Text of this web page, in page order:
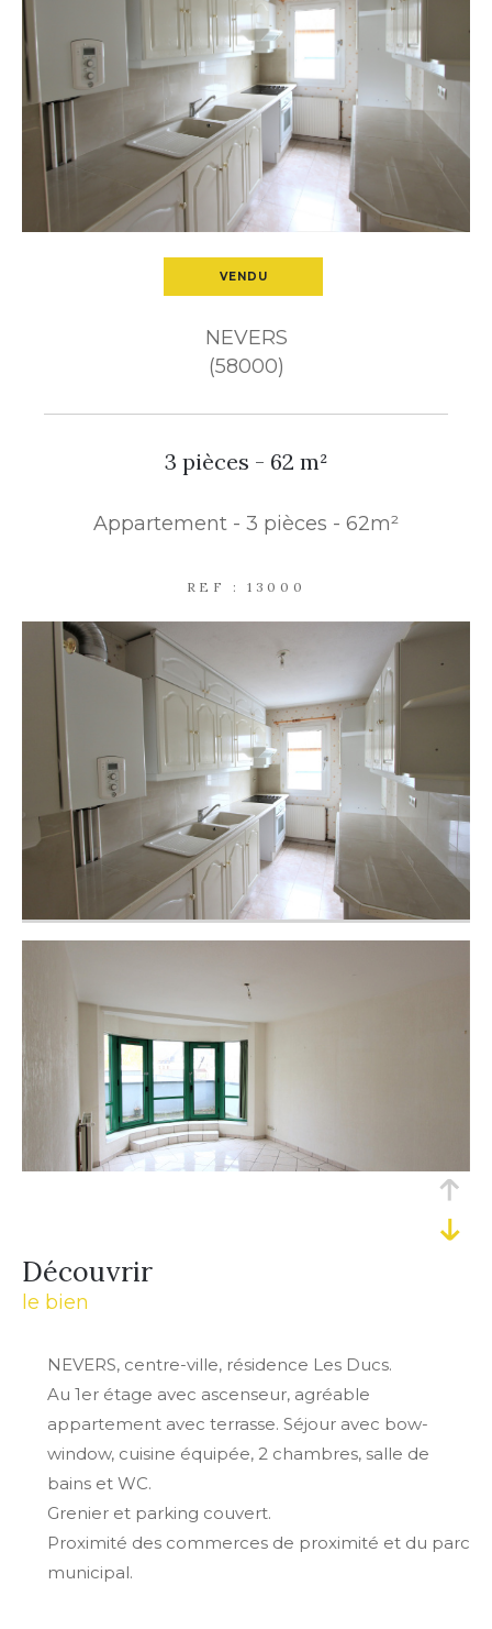
VENDU
NEVERS
(58000)
3 pièces - 62 m²
Appartement - 3 pièces - 62m²
REF : 13000
découvrir
le bien
NEVERS, centre-ville, résidence Les Ducs.
Au 1er étage avec ascenseur, agréable
appartement avec terrasse. Séjour avec bow-
window, cuisine équipée, 2 chambres, salle de
bains et WC.
Grenier et parking couvert.
Proximité des commerces de proximité et du parc
municipal.
Pièces
2 4
Ville
CRITÈRES
SUPPLÉMENTAIRES
FILTRER PAR
EXCLUSIVITÉS NOUVEAUTÉS
RECHERCHER